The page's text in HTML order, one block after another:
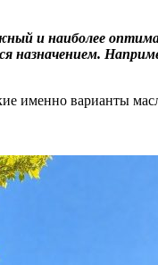
и наиболее
назначением.
именно варианты